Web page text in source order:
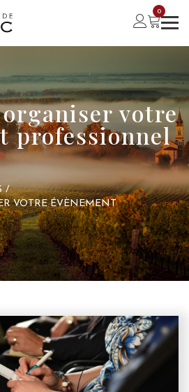
0
votre
professionnel
/
VOTRE ÉVÈNEMENT